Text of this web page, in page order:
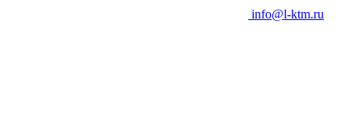
info@l-ktm.ru